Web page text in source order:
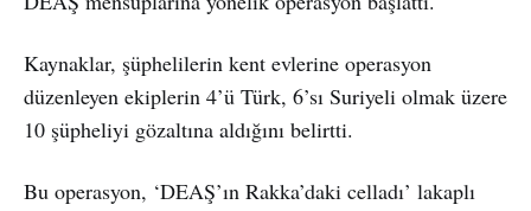
Kaynaklar, şüphelilerin kent evlerine operasyon
düzenleyen ekiplerin 4’ü Türk, 6’sı Suriyeli olmak üzere
10 şüpheliyi gözaltına aldığını belirtti.
Bu operasyon, ‘DEAŞ’ın Rakka’daki celladı’ lakaplı